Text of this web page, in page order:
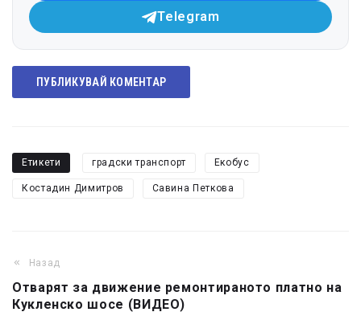
Telegram
ПУБЛИКУВАЙ КОМЕНТАР
Етикети градски транспорт Екобус
Костадин Димитров Савина Петкова
Назад
Отварят за движение ремонтираното платно на
Кукленско шосе (ВИДЕО)